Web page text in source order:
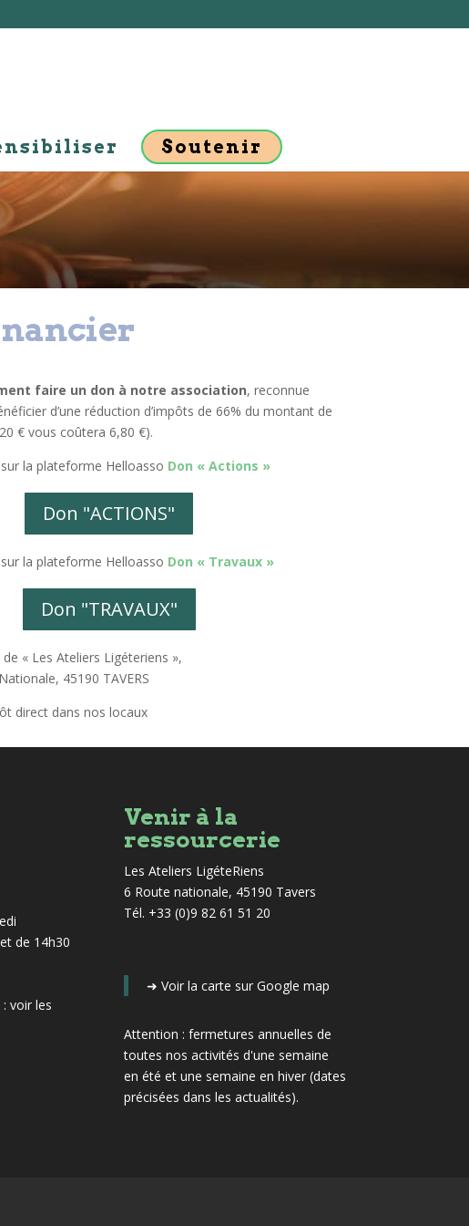
Soutenir
faire un don à notre association, reconnue
d’une réduction d’impôts de 66% du montant de
€ vous coûtera 6,80 €).
sur la plateforme Helloasso Don « Actions »
Don "ACTIONS"
sur la plateforme Helloasso Don « Travaux »
Don "TRAVAUX"
de « Les Ateliers Ligéteriens »,
45190 TAVERS
direct dans nos locaux
de 14h30
:voir les
Venir à la
ressourcerie
Les Ateliers LigéteRiens
6 Route nationale, 45190 Tavers
Tél. +33 (0)9 82 61 51 20
➜ Voir la carte sur Google map
Attention : fermetures annuelles de
toutes nos activités d'une semaine
en été et une semaine en hiver (dates
précisées dans les actualités).